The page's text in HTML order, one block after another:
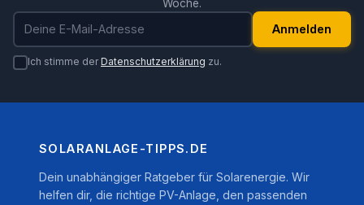
Woche.
E-Mail-Adresse
Anmelden
Ich stimme derDatenschutzerklärung zu.
SOLARANLAGE-TIPPS.DE
Dein unabhängiger Ratgeber für Solarenergie. Wir
helfen dir, die richtige PV-Anlage, den passenden